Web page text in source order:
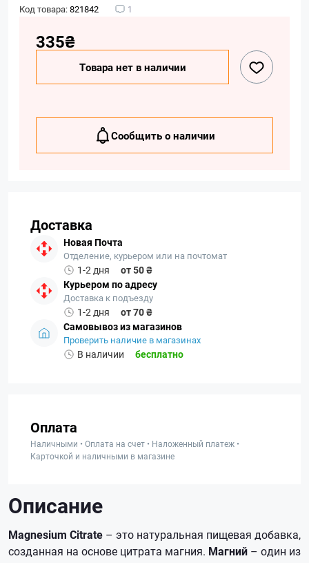
Код товара:821842 1
335₴
Товара нет в наличии
Сообщить о наличии
Доставка
Новая Почта
Отделение, курьером или на почтомат
1-2 дня
от 50 ₴
Курьером по адресу
Доставка к подъезду
1-2 дня
от 70 ₴
Самовывоз из магазинов
Проверить наличие в магазинах
В наличии бесплатно
Оплата
Наличными • Оплата на счет • Наложенный платеж •
Карточкой и наличными в магазине
Описание
Magnesium Citrate – это натуральная пищевая добавка,
созданная на основе цитрата магния. Магний – один из